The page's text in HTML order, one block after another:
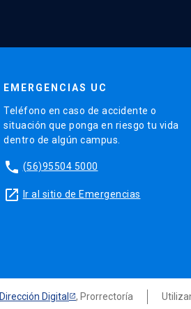
EMERGENCIAS UC
Teléfono en caso de accidente o
situación que ponga en riesgo tu vida
dentro de algún campus.
phone (56)95504 5000
launch Ir al sitio de Emergencias
Dirección Digital , Prorrectoría